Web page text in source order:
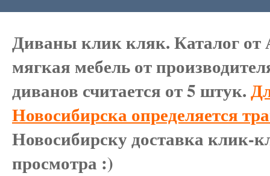
Диваны клик кляк. Каталог
мягкая мебель от
диванов считается от 5 штук.
Новосибирска определяется
Новосибирску доставка клик-
просмотра :)